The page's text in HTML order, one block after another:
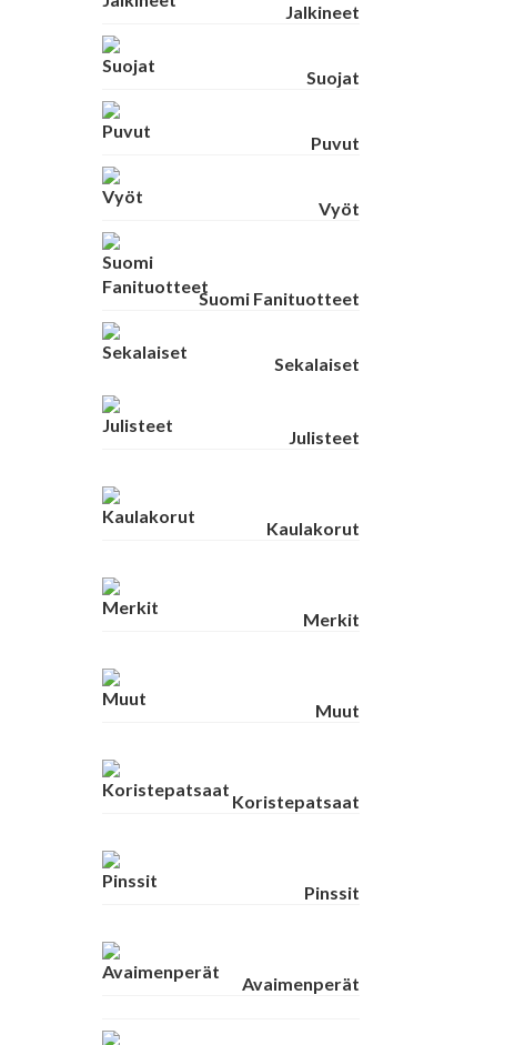
Jalkineet
Suojat
Puvut
Vyöt
Suomi Fanituotteet
Sekalaiset
Julisteet
Kaulakorut
Merkit
Muut
Koristepatsaat
Pinssit
Avaimenperät